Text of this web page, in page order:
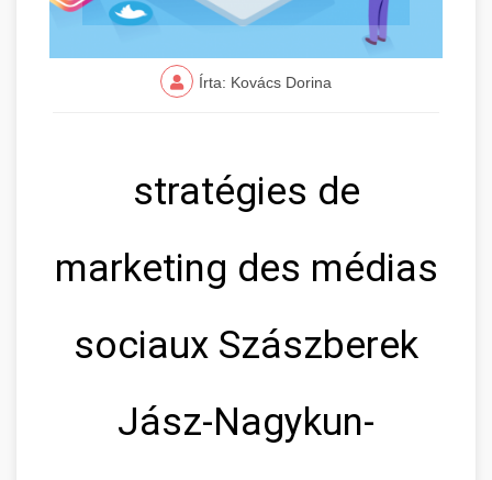
Írta: Kovács Dorina
stratégies de
marketing des médias
sociaux Szászberek
Jász-Nagykun-